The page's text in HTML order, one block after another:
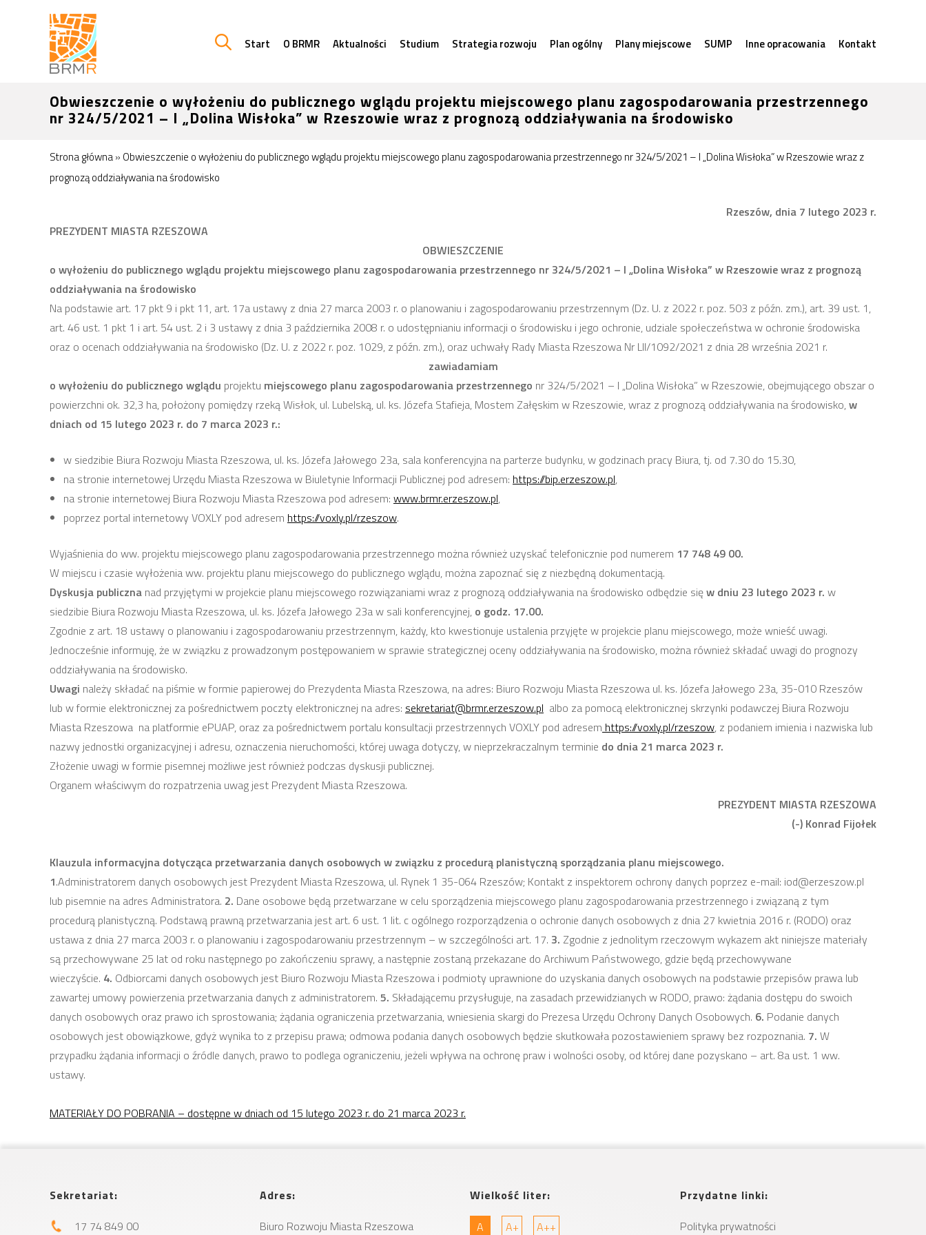
Start O BRMR Aktualności Studium Strategia rozwoju Plan ogólny Plany miejscowe SUMP Inne opracowania Kontakt
Obwieszczenie o wyłożeniu do publicznego wglądu projektu miejscowego planu zagospodarowania przestrzennego
nr 324/5/2021 – I „Dolina Wisłoka” w Rzeszowie wraz z prognozą oddziaływania na środowisko
Strona główna» Obwieszczenie o wyłożeniu do publicznego wglądu projektu miejscowego planu zagospodarowania przestrzennego nr 324/5/2021 – I „Dolina Wisłoka” w Rzeszowie wraz z
prognozą oddziaływania na środowisko
Rzeszów, dnia 7 lutego 2023 r.
PREZYDENT MIASTA RZESZOWA
OBWIESZCZENIE
o wyłożeniu do publicznego wglądu projektu miejscowego planu zagospodarowania przestrzennego nr 324/5/2021 – I „Dolina Wisłoka” w Rzeszowie wraz z prognozą
oddziaływania na środowisko
Na podstawie art. 17 pkt 9 i pkt 11, art. 17a ustawy z dnia 27 marca 2003 r. o planowaniu i zagospodarowaniu przestrzennym (Dz. U. z 2022 r. poz. 503 z późn. zm.), art. 39 ust. 1,
art. 46 ust. 1 pkt 1 i art. 54 ust. 2 i 3 ustawy z dnia 3 października 2008 r. o udostępnianiu informacji o środowisku i jego ochronie, udziale społeczeństwa w ochronie środowiska
oraz o ocenach oddziaływania na środowisko (Dz. U. z 2022 r. poz. 1029, z późn. zm.), oraz uchwały Rady Miasta Rzeszowa Nr LII/1092/2021 z dnia 28 września 2021 r.
zawiadamiam
o wyłożeniu do publicznego wglądu projektu miejscowego planu zagospodarowania przestrzennego nr 324/5/2021 – I „Dolina Wisłoka” w Rzeszowie, obejmującego obszar o
powierzchni ok. 32,3 ha, położony pomiędzy rzeką Wisłok, ul. Lubelską, ul. ks. Józefa Stafieja, Mostem Załęskim w Rzeszowie, wraz z prognozą oddziaływania na środowisko,w
dniach od 15 lutego 2023 r. do 7 marca 2023 r.:
w siedzibie Biura Rozwoju Miasta Rzeszowa, ul. ks. Józefa Jałowego 23a, sala konferencyjna na parterze budynku, w godzinach pracy Biura, tj. od 7.30 do 15.30,
na stronie internetowej Urzędu Miasta Rzeszowa w Biuletynie Informacji Publicznej pod adresem: https://bip.erzeszow.pl,
na stronie internetowej Biura Rozwoju Miasta Rzeszowa pod adresem: www.brmr.erzeszow.pl,
poprzez portal internetowy VOXLY pod adresem https://voxly.pl/rzeszow.
Wyjaśnienia do ww. projektu miejscowego planu zagospodarowania przestrzennego można również uzyskać telefonicznie pod numerem 17 748 49 00.
W miejscu i czasie wyłożenia ww. projektu planu miejscowego do publicznego wglądu, można zapoznać się z niezbędną dokumentacją.
Dyskusja publiczna nad przyjętymi w projekcie planu miejscowego rozwiązaniami wraz z prognozą oddziaływania na środowisko odbędzie sięw dniu 23 lutego 2023 r. w
siedzibie Biura Rozwoju Miasta Rzeszowa, ul. ks. Józefa Jałowego 23a w sali konferencyjnej, o godz. 17.00.
Zgodnie z art. 18 ustawy o planowaniu i zagospodarowaniu przestrzennym, każdy, kto kwestionuje ustalenia przyjęte w projekcie planu miejscowego, może wnieść uwagi.
Jednocześnie informuję, że w związku z prowadzonym postępowaniem w sprawie strategicznej oceny oddziaływania na środowisko, można również składać uwagi do prognozy
oddziaływania na środowisko.
Uwagi należy składać na piśmie w formie papierowej do Prezydenta Miasta Rzeszowa, na adres: Biuro Rozwoju Miasta Rzeszowa ul. ks. Józefa Jałowego 23a, 35-010 Rzeszów
lub w formie elektronicznej za pośrednictwem poczty elektronicznej na adres: sekretariat@brmr.erzeszow.pl albo za pomocą elektronicznej skrzynki podawczej Biura Rozwoju
Miasta Rzeszowa na platformie ePUAP, oraz za pośrednictwem portalu konsultacji przestrzennych VOXLY pod adresem https://voxly.pl/rzeszow, z podaniem imienia i nazwiska lub
nazwy jednostki organizacyjnej i adresu, oznaczenia nieruchomości, której uwaga dotyczy, w nieprzekraczalnym terminie do dnia 21 marca 2023 r.
Złożenie uwagi w formie pisemnej możliwe jest również podczas dyskusji publicznej.
Organem właściwym do rozpatrzenia uwag jest Prezydent Miasta Rzeszowa.
PREZYDENT MIASTA RZESZOWA
(-) Konrad Fijołek
Klauzula informacyjna dotycząca przetwarzania danych osobowych w związku z procedurą planistyczną sporządzania planu miejscowego.
1.Administratorem danych osobowych jest Prezydent Miasta Rzeszowa, ul. Rynek 1 35-064 Rzeszów; Kontakt z inspektorem ochrony danych poprzez e-mail: iod@erzeszow.pl
lub pisemnie na adres Administratora. 2. Dane osobowe będą przetwarzane w celu sporządzenia miejscowego planu zagospodarowania przestrzennego i związaną z tym
procedurą planistyczną. Podstawą prawną przetwarzania jest art. 6 ust. 1 lit. c ogólnego rozporządzenia o ochronie danych osobowych z dnia 27 kwietnia 2016 r. (RODO) oraz
ustawa z dnia 27 marca 2003 r. o planowaniu i zagospodarowaniu przestrzennym – w szczególności art. 17. 3. Zgodnie z jednolitym rzeczowym wykazem akt niniejsze materiały
są przechowywane 25 lat od roku następnego po zakończeniu sprawy, a następnie zostaną przekazane do Archiwum Państwowego, gdzie będą przechowywane
wieczyście. 4. Odbiorcami danych osobowych jest Biuro Rozwoju Miasta Rzeszowa i podmioty uprawnione do uzyskania danych osobowych na podstawie przepisów prawa lub
zawartej umowy powierzenia przetwarzania danych z administratorem. 5. Składającemu przysługuje, na zasadach przewidzianych w RODO, prawo: żądania dostępu do swoich
danych osobowych oraz prawo ich sprostowania; żądania ograniczenia przetwarzania, wniesienia skargi do Prezesa Urzędu Ochrony Danych Osobowych. 6. Podanie danych
osobowych jest obowiązkowe, gdyż wynika to z przepisu prawa; odmowa podania danych osobowych będzie skutkowała pozostawieniem sprawy bez rozpoznania. 7. W
przypadku żądania informacji o źródle danych, prawo to podlega ograniczeniu, jeżeli wpływa na ochronę praw i wolności osoby, od której dane pozyskano – art. 8a ust. 1 ww.
ustawy.
MATERIAŁY DO POBRANIA – dostępne w dniach od 15 lutego 2023 r. do 21 marca 2023 r.
Sekretariat:
17 74 849 00
Adres:
Biuro Rozwoju Miasta Rzeszowa
Wielkość liter:
A
A+ A++
Przydatne linki:
Polityka prywatności